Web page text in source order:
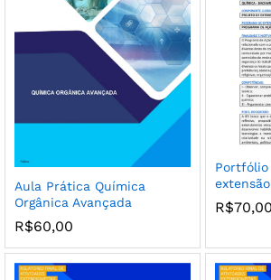
Aula Prática Química
Orgânica Avançada
R$60,00
R$70,00